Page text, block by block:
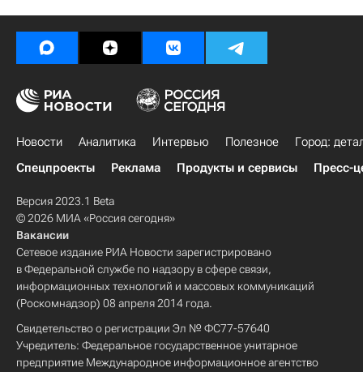
Новости Аналитика Интервью Полезное
Город:
Спецпроекты
Реклама Продукты и сервисы Пресс-
Версия 2023.1 Beta
© 2026 МИА «Россия сегодня»
Вакансии
Сетевое издание РИА Новости зарегистрировано
в Федеральной службе по надзору в сфере связи,
информационных технологий и массовых коммуникаций
(Роскомнадзор) 08 апреля 2014 года.
Свидетельство о регистрации Эл № ФС77-57640
Учредитель: Федеральное государственное унитарное
предприятие Международное информационное агентство